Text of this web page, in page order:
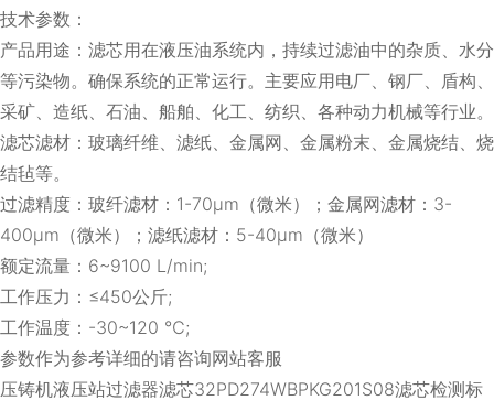
技术参数：
产品用途：滤芯用在液压油系统内，持续过滤油中的杂质、水分
等污染物。确保系统的正常运行。主要应用电厂、钢厂、盾构、
采矿、造纸、石油、船舶、化工、纺织、各种动力机械等行业。
滤芯滤材：玻璃纤维、滤纸、金属网、金属粉末、金属烧结、烧
结毡等。
过滤精度：玻纤滤材：1-70μm（微米）；金属网滤材：3-
400μm（微米）；滤纸滤材：5-40μm（微米）
额定流量：6~9100 L/min;
工作压力：≤450公斤;
工作温度：-30~120 ℃;
参数作为参考详细的请咨询网站客服
压铸机液压站过滤器滤芯32PD274WBPKG201S08滤芯检测标